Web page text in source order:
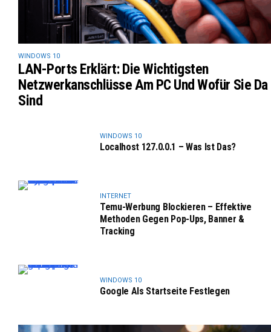
WINDOWS 10
LAN-Ports Erklärt: Die Wichtigsten
Netzwerkanschlüsse Am PC Und Wofür Sie Da
Sind
WINDOWS 10
Localhost 127.0.0.1 – Was Ist Das?
INTERNET
Temu-Werbung Blockieren – Effektive
Methoden Gegen Pop-Ups, Banner &
Tracking
WINDOWS 10
Google Als Startseite Festlegen